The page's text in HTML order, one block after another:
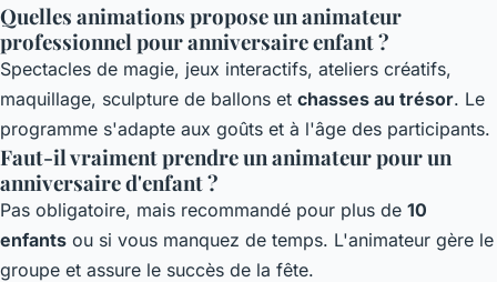
Quelles animations propose un animateur
professionnel pour anniversaire enfant ?
Spectacles de magie, jeux interactifs, ateliers créatifs,
maquillage, sculpture de ballons et chasses au trésor. Le
programme s'adapte aux goûts et à l'âge des participants.
Faut-il vraiment prendre un animateur pour un
anniversaire d'enfant ?
Pas obligatoire, mais recommandé pour plus de 10
enfants ou si vous manquez de temps. L'animateur gère le
groupe et assure le succès de la fête.